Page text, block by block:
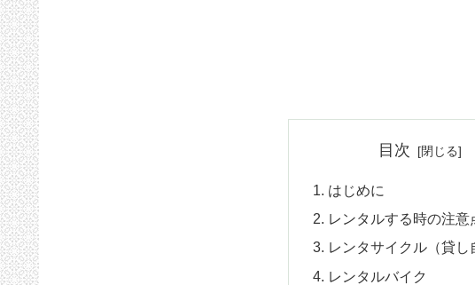
目次
はじめに
レンタルする時の注意
レンタサイクル（貸し
レンタルバイク